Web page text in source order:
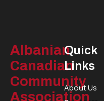
Albanian
Canadian
Community
Association
Quick
Links
About Us